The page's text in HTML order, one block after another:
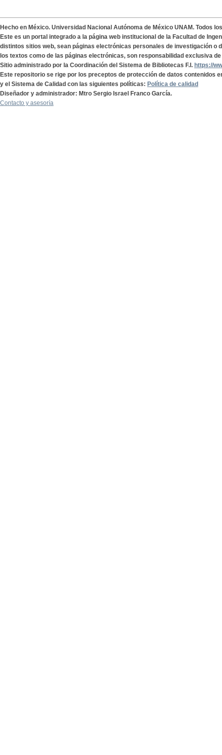
Hecho en México. Universidad Nacional Autónoma de México UNAM. Todos
Este es un portal integrado a la página web institucional de la Facultad de
distintos sitios web, sean páginas electrónicas personales de investigación o
los textos como de las páginas electrónicas, son responsabilidad exclusiva
Sitio administrado por la Coordinación del Sistema de Bibliotecas F.I. https://
Este repositorio se rige por los preceptos de protección de datos contenidos
y el Sistema de Calidad con las siguientes políticas: Política de calidad
Diseñador y administrador: Mtro Sergio Israel Franco García.
Contacto y asesoría